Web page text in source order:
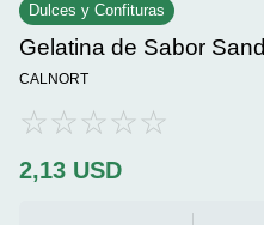
Dulces y Confituras
Gelatina de Sabor
CALNORT
2,13 USD